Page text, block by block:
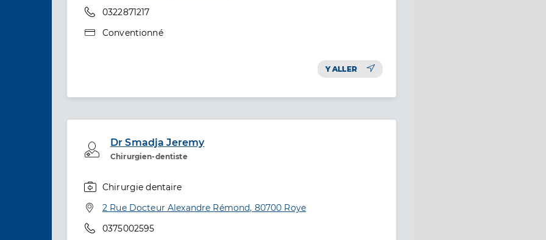
Téléphone
0322871217
Type de convention
Conventionné
Y ALLER
Dr Smadja Jeremy
Chirurgien-dentiste
Professionel de santé
Chirurgie dentaire
Adresse
2 Rue Docteur Alexandre Rémond, 80700 Roye
Téléphone
0375002595